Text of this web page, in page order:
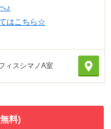
♪
はこちら☆
ィスシマノA室
料)